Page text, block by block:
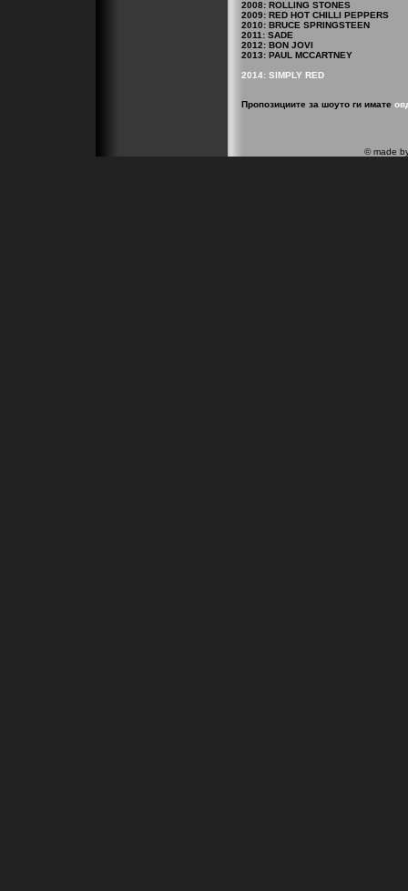
2008: ROLLING STONES
2009: RED HOT CHILLI PEPPERS
2010: BRUCE SPRINGSTEEN
2011: SADE
2012: BON JOVI
2013: PAUL MCCARTNEY
2014: SIMPLY RED
Пропозициите за шоуто ги имате
© made